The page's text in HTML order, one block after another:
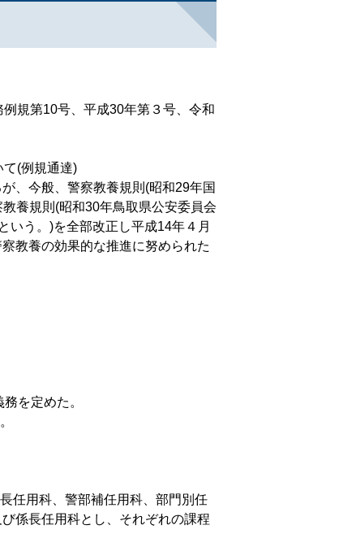
規第10号、平成30年第３号、令和
(例規通達)
、今般、警察教養規則(昭和29年国
養規則(昭和30年鳥取県公安委員会
いう。)を全部改正し平成14年４月
教養の効果的な推進に努められた
を定めた。
任用科、警部補任用科、部門別任
係長任用科とし、それぞれの課程